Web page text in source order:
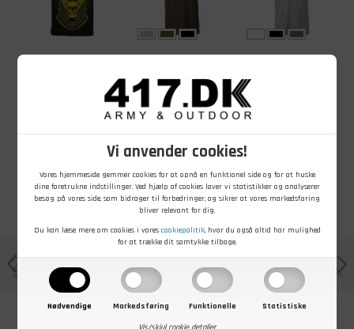
Vi anvender cookies!
Vores hjemmeside gemmer cookies for at opnå en funktionel side og for at huske
dine foretrukne indstillinger. Ved hjælp af cookies laver vi statistikker og analyserer
besøg på vores side, som bidrager til forbedringer, og sikrer at vores markedsføring
bliver relevant for dig.
Du kan læse mere om cookies i vores cookiepolitik, hvor du også altid har mulighed
for at trække dit samtykke tilbage.
Nødvendige Markedsføring Funktionelle
Statistiske
ID T-Time T-
shirt med rund
På lager - Køb nu
shirt, Grå